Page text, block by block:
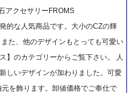
アクセサリーFROMS
的な人気商品です。大小のCZの輝
た、他のデザインもとっても可愛い
】のカテゴリーからご覧下さい。 人
しいデザインが加わりました。可愛
を飾ります。卸値価格でご奉仕で